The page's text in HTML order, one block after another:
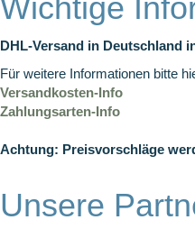
Wichtige
DHL-Versand in Deutschland
Für weitere Informationen bitte
Versandkosten-Info
Zahlungsarten-Info
Achtung: Preisvorschläge
Unsere